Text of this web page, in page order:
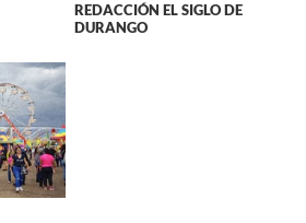
REDACCIÓN EL SIGLO DE
DURANGO